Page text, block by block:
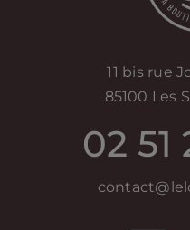
11 bis rue
85100 Les
02 51